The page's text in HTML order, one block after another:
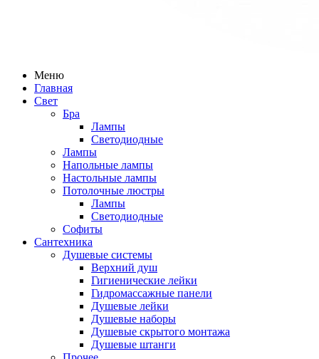
Меню
Главная
Свет
Бра
Лампы
Светодиодные
Лампы
Напольные лампы
Настольные лампы
Потолочные люстры
Лампы
Светодиодные
Софиты
Сантехника
Душевые системы
Верхний душ
Гигиенические лейки
Гидромассажные панели
Душевые лейки
Душевые наборы
Душевые скрытого монтажа
Душевые штанги